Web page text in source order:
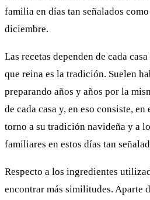
familia en días tan señalados
diciembre.
Las recetas dependen de cada
que reina es la tradición. Suelen
preparando años y años por la
de cada casa y, en eso consiste,
torno a su tradición navideña y a
familiares en estos días tan
Respecto a los ingredientes
encontrar más similitudes. Aparte